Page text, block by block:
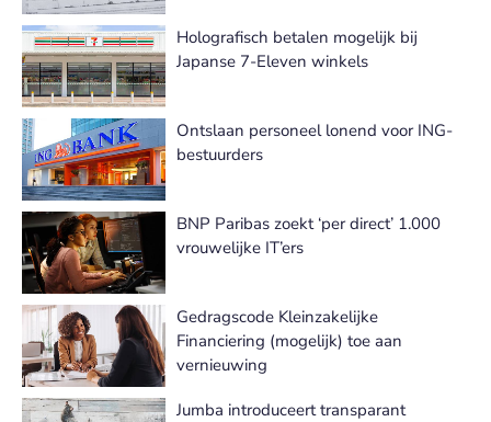
Holografisch betalen mogelijk bij
Japanse 7-Eleven winkels
Ontslaan personeel lonend voor ING-
bestuurders
BNP Paribas zoekt ‘per direct’ 1.000
vrouwelijke IT’ers
Gedragscode Kleinzakelijke
Financiering (mogelijk) toe aan
vernieuwing
Jumba introduceert transparant